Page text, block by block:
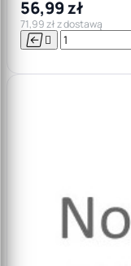
56,99 zł
71,99 zł z dostawą
 